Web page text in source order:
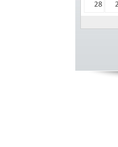
28